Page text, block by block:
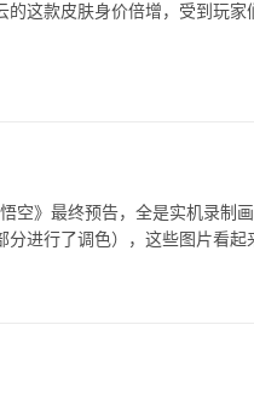
的这款皮肤身价倍增，受到玩
空》最终预告，全是实机录制
进行了调色），这些图片看起